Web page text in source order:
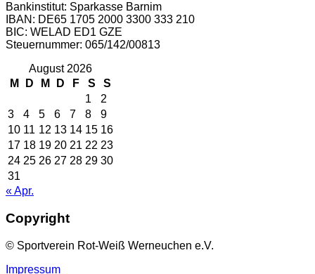
Bankinstitut: Sparkasse Barnim
IBAN: DE65 1705 2000 3300 333 210
BIC: WELAD ED1 GZE
Steuernummer: 065/142/00813
August 2026
M
D M D F S
S
1
2
3
4 5 6 7 8
9
10 11 12 13 14 15 16
17 18 19 20 21 22 23
24 25 26 27 28 29 30
31
« Apr.
Copyright
© Sportverein Rot-Weiß Werneuchen e.V.
Impressum